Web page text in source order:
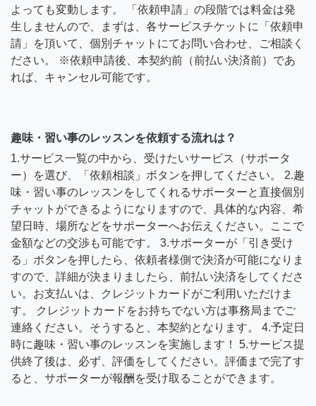
よっても変動します。 「依頼申請」の段階では料金は発
生しませんので、まずは、各サービスチケットに「依頼申
請」を頂いて、個別チャットにてお問い合わせ、ご相談く
ださい。 ※依頼申請後、本契約前（前払い決済前）であ
れば、キャンセル可能です。
趣味・習い事のレッスンを依頼する流れは？
1.サービス一覧の中から、受けたいサービス（サポータ
ー）を選び、「依頼相談」ボタンを押してください。 2.趣
味・習い事のレッスンをしてくれるサポーターと直接個別
チャットができるようになりますので、具体的な内容、希
望日時、場所などをサポーターへお伝えください。ここで
金額などの交渉も可能です。 3.サポーターが「引き受け
る」ボタンを押したら、依頼者様側で決済が可能になりま
すので、詳細が決まりましたら、前払い決済をしてくださ
い。お支払いは、クレジットカードがご利用いただけま
す。 クレジットカードをお持ちでない方は事務局までご
連絡ください。そうすると、本契約となります。 4.予定日
時に趣味・習い事のレッスンを実施します！ 5.サービス提
供終了後は、必ず、評価をしてください。評価まで完了す
ると、サポーターが報酬を受け取ることができます。